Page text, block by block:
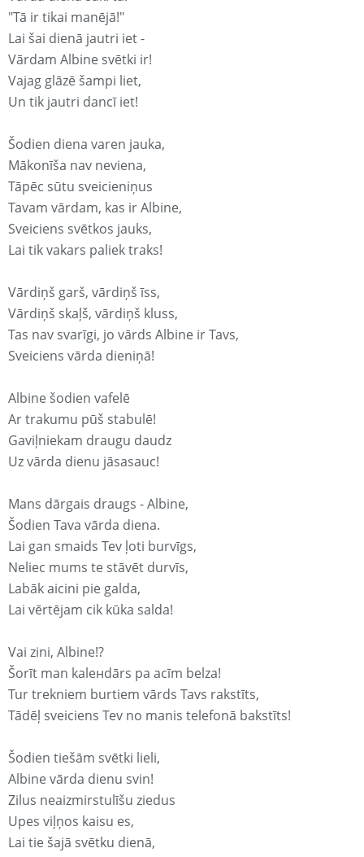
"Tā ir tikai manējā!"
Lai šai dienā jautri iet -
Vārdam Albine svētki ir!
Vajag glāzē šampi liet,
Un tik jautri dancī iet!
Šodien diena varen jauka,
Mākonīša nav neviena,
Tāpēc sūtu sveicieniņus
Tavam vārdam, kas ir Albine,
Sveiciens svētkos jauks,
Lai tik vakars paliek traks!
Vārdiņš garš, vārdiņš īss,
Vārdiņš skaļš, vārdiņš kluss,
Tas nav svarīgi, jo vārds Albine ir Tavs,
Sveiciens vārda dieniņā!
Albine šodien vafelē
Ar trakumu pūš stabulē!
Gaviļniekam draugu daudz
Uz vārda dienu jāsasauc!
Mans dārgais draugs - Albine,
Šodien Tava vārda diena.
Lai gan smaids Tev ļoti burvīgs,
Neliec mums te stāvēt durvīs,
Labāk aicini pie galda,
Lai vērtējam cik kūka salda!
Vai zini, Albine!?
Šorīt man kaleнdārs pa acīm belza!
Tur trekniem burtiem vārds Tavs rakstīts,
Tādēļ sveiciens Tev no manis telefonā bakstīts!
Šodien tiešām svētki lieli,
Albine vārda dienu svin!
Zilus neaizmirstulīšu ziedus
Upes viļņos kaisu es,
Lai tie šajā svētku dienā,